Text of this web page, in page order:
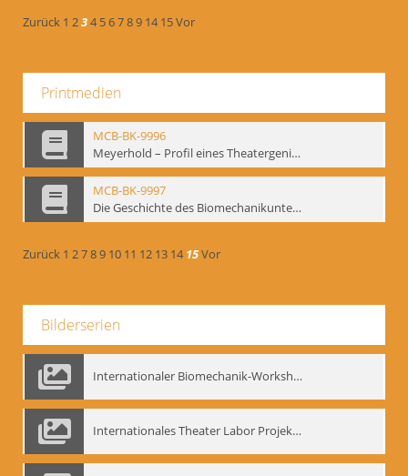
Zurück 1 234 56789 14 15Vor
Printmedien
MCB-BK-9996
Meyerhold – Profil eines Theatergenies. Vortrag. Arbeitsdemonstration - interne Signatur: BM-prt-203
MCB-BK-9997
Die Geschichte des Biomechanikunterrichts im Theater der Satire - interne Signatur: BM-prt-204
Zurück 1 2789 10 11 12 13 14 15Vor
Bilderserien
Internationaler Biomechanik-Workshop, Moskau 1993
Internationales Theater Labor Projekt: Play Don Juan